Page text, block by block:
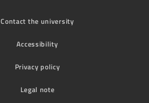
Contact the university
Accessibility
Privacy policy
Legal note